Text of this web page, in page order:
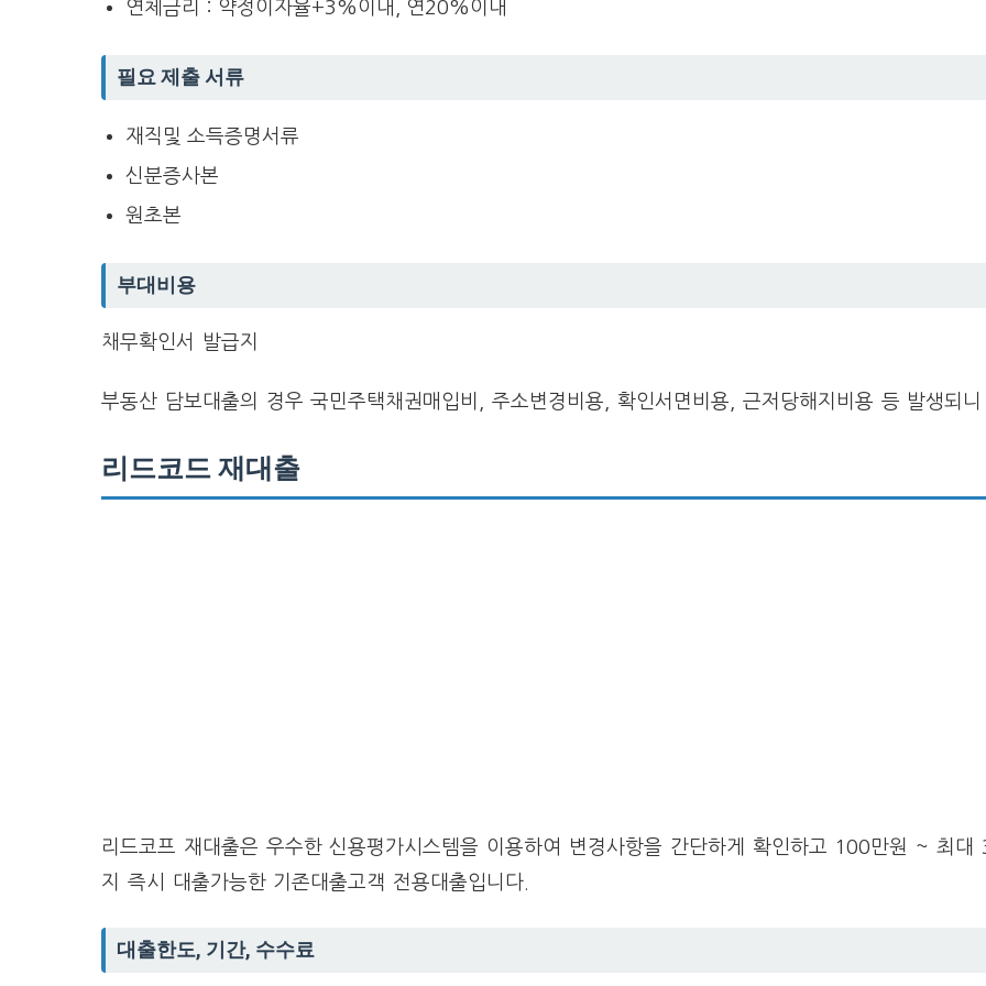
연체금리 : 약정이자율+3%이내, 연20%이내
필요 제출 서류
재직및 소득증명서류
신분증사본
원초본
부대비용
채무확인서 발급지
부동산 담보대출의 경우 국민주택채권매입비, 주소변경비용, 확인서면비용, 근저당해지비용 등 발생되니
리드코드 재대출
리드코프 재대출은 우수한 신용평가시스템을 이용하여 변경사항을 간단하게 확인하고 100만원 ~ 최대
지 즉시 대출가능한 기존대출고객 전용대출입니다.
대출한도, 기간, 수수료